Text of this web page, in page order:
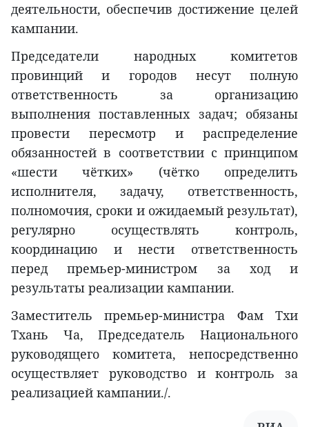
деятельности, обеспечив достижение целей
кампании.
Председатели народных комитетов
провинций и городов несут полную
ответственность за организацию
выполнения поставленных задач; обязаны
провести пересмотр и распределение
обязанностей в соответствии с принципом
«шести чётких» (чётко определить
исполнителя, задачу, ответственность,
полномочия, сроки и ожидаемый результат),
регулярно осуществлять контроль,
координацию и нести ответственность
перед премьер-министром за ход и
результаты реализации кампании.
Заместитель премьер-министра Фам Тхи
Тхань Ча, Председатель Национального
руководящего комитета, непосредственно
осуществляет руководство и контроль за
реализацией кампании./.